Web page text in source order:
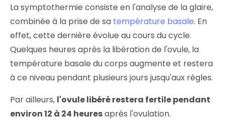
La symptothermie consiste en l'analyse de la glaire,
combinée à la prise de sa température basale. En
effet, cette dernière évolue au cours du cycle.
Quelques heures après la libération de l'ovule, la
température basale du corps augmente et restera
à ce niveau pendant plusieurs jours jusqu'aux règles.
Par ailleurs, l'ovule libéré restera fertile pendant
environ 12 à 24 heuresaprès l'ovulation.